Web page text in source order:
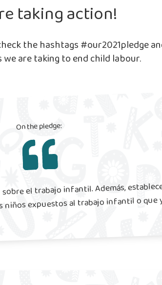
taking action!
the hashtags #our2021pledge
are taking to end child labour.
On the pledge:
el trabajo infantil. Además,
expuestos al trabajo infantil o que